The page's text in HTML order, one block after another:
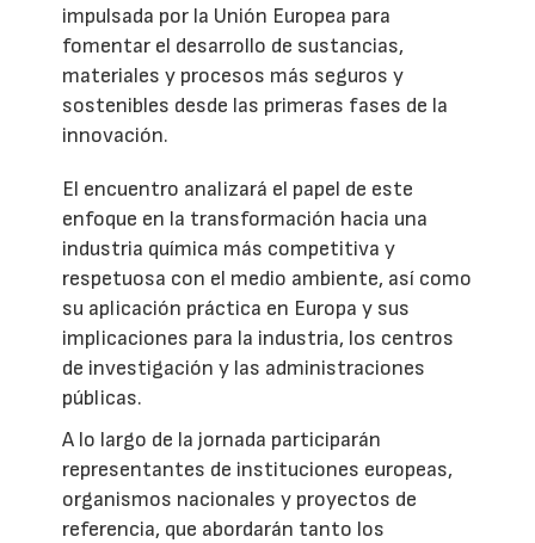
impulsada por la Unión Europea para
fomentar el desarrollo de sustancias,
materiales y procesos más seguros y
sostenibles desde las primeras fases de la
innovación.
El encuentro analizará el papel de este
enfoque en la transformación hacia una
industria química más competitiva y
respetuosa con el medio ambiente, así como
su aplicación práctica en Europa y sus
implicaciones para la industria, los centros
de investigación y las administraciones
públicas.
A lo largo de la jornada participarán
representantes de instituciones europeas,
organismos nacionales y proyectos de
referencia, que abordarán tanto los